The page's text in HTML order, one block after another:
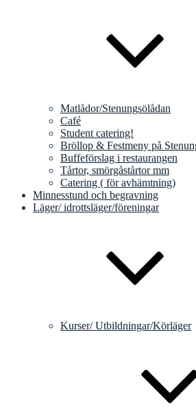
Matlådor/Stenungsölådan
Café
Student catering!
Bröllop & Festmeny på
Buffeförslag i restaurangen
Tårtor, smörgåstårtor mm
Catering ( för avhämtning)
Minnesstund och begravning
Läger/ idrottsläger/föreningar
Kurser/ Utbildningar/Körläger